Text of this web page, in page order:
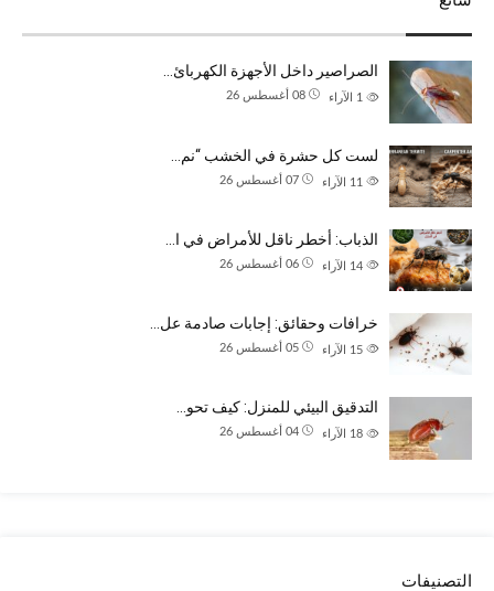
الصراصير داخل الأجهزة الكهربائ…
08 أغسطس 26 الآراء
لست كل حشرة في الخشب “نم…
07 أغسطس 26 الآراء
الذباب: أخطر ناقل للأمراض في ا…
06 أغسطس 26 الآراء
خرافات وحقائق: إجابات صادمة عل…
05 أغسطس 26 الآراء
التدقيق البيئي للمنزل: كيف تحو…
04 أغسطس 26 الآراء
التصنيفات